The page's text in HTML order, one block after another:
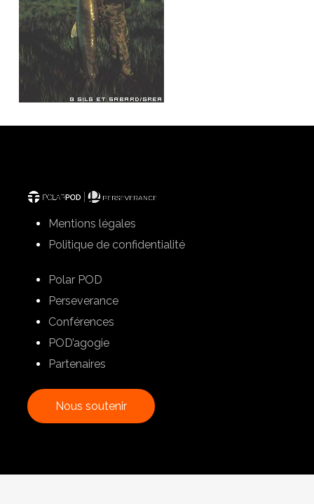
Mentions légales
Politique de confidentialité
Polar POD
Perseverance
Conférences
POD’agogie
Partenaires
Nous soutenir